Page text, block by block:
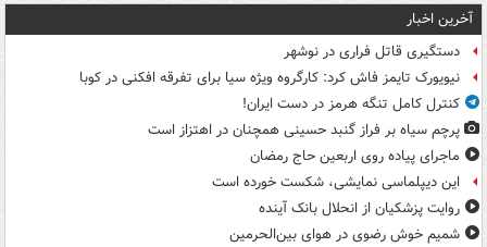
آخرین اخبار
دستگیری قاتل فراری در نوشهر
نیویورک تایمز فاش کرد: کارگروه ویژه سیا برای تفرقه افکنی در کوبا
کنترل کامل تنگه هرمز در دست ایران!
پرچم سیاه بر فراز گنبد حسینی همچنان در اهتزاز است
ماجرای پیاده روی اربعین حاج رمضان
این دیپلماسی نمایشی، شکست خورده است
روایت پزشکیان از انحلال بانک آینده
شمیم خوش رضوی در هوای بین‌الحرمین